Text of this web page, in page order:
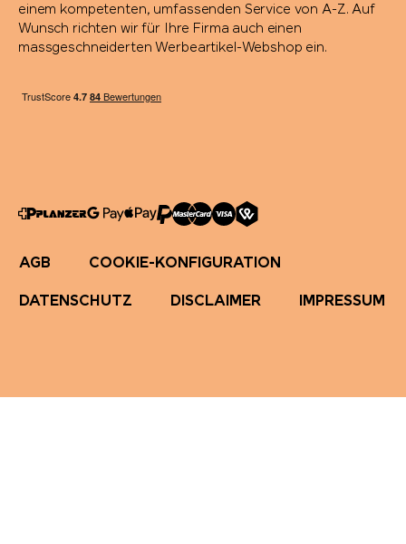
einem kompetenten, umfassenden Service von A-Z. Auf
Wunsch richten wir für Ihre Firma auch einen
massgeschneiderten Werbeartikel-Webshop ein.
AGB COOKIE-KONFIGURATION
DATENSCHUTZ DISCLAIMER IMPRESSUM